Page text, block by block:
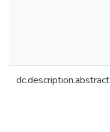
dc.description.abstract